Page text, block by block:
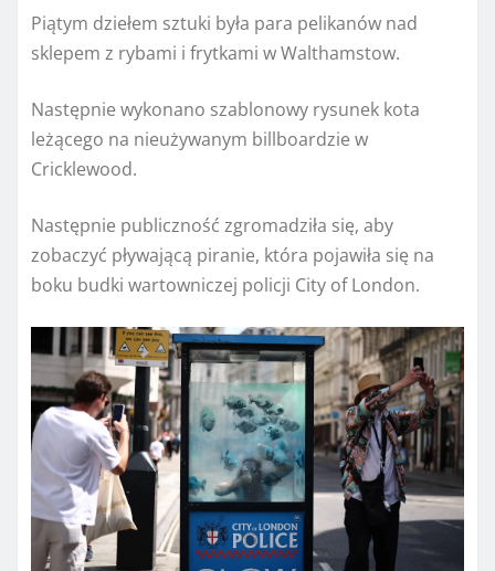
Piątym dziełem sztuki była para pelikanów nad
sklepem z rybami i frytkami w Walthamstow.
Następnie wykonano szablonowy rysunek kota
leżącego na nieużywanym billboardzie w
Cricklewood.
Następnie publiczność zgromadziła się, aby
zobaczyć pływającą piranie, która pojawiła się na
boku budki wartowniczej policji City of London.